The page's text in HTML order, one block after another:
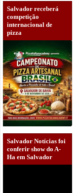
Salvador receberá
competição
internacional de
pizza
Salvador Notícias foi
conferir show do A-
Ha em Salvador